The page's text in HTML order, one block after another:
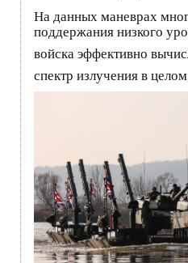
На данных маневрах
поддержания низкого
войска эффективно
спектр излучения в